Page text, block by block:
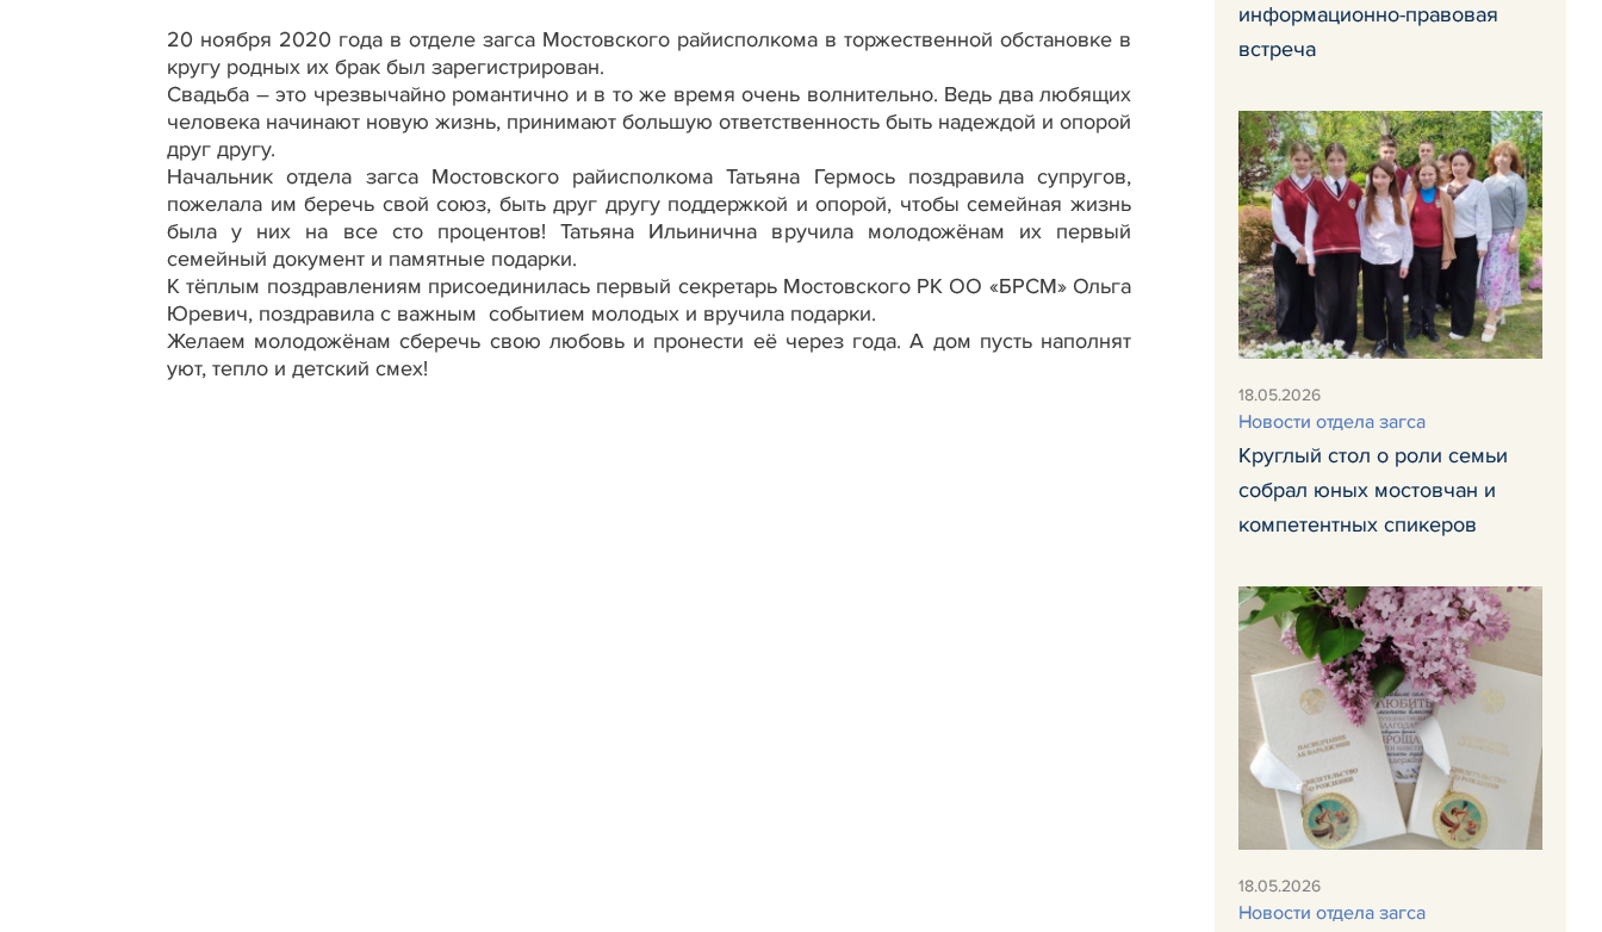
20 ноября 2020 года в отделе загса Мостовского райисполкома в торжественной обстановке в
кругу родных их брак был зарегистрирован.
Свадьба – это чрезвычайно романтично и в то же время очень волнительно. Ведь два любящих
человека начинают новую жизнь, принимают большую ответственность быть надеждой и опорой
друг другу.
Начальник отдела загса Мостовского райисполкома Татьяна Гермось поздравила супругов,
пожелала им беречь свой союз, быть друг другу поддержкой и опорой, чтобы семейная жизнь
была у них на все сто процентов! Татьяна Ильинична вручила молодожёнам их первый
семейный документ и памятные подарки.
К тёплым поздравлениям присоединилась первый секретарь Мостовского РК ОО «БРСМ» Ольга
Юревич, поздравила с важным событием молодых и вручила подарки.
Желаем молодожёнам сберечь свою любовь и пронести её через года. А дом пусть наполнят
уют, тепло и детский смех!
информационно-правовая
встреча
18.05.2026
Новости отдела загса
Круглый стол о роли семьи
собрал юных мостовчан и
компетентных спикеров
18.05.2026
Новости отдела загса